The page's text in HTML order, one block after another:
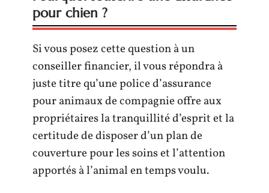
pour chien ?
Si vous posez cette question à un
conseiller financier, il vous répondra à
juste titre qu’une police d’assurance
pour animaux de compagnie offre aux
propriétaires la tranquillité d’esprit et la
certitude de disposer d’un plan de
couverture pour les soins et l’attention
apportés à l’animal en temps voulu.